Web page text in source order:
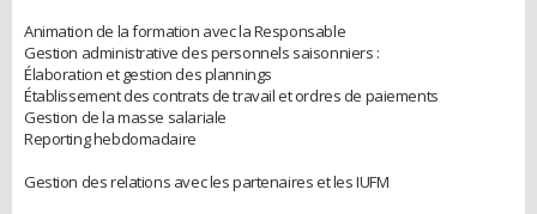
Animation de la formation avec la Responsable
Gestion administrative des personnels saisonniers :
Élaboration et gestion des plannings
Établissement des contrats de travail et ordres de paiements
Gestion de la masse salariale
Reporting hebdomadaire
Gestion des relations avec les partenaires et les IUFM